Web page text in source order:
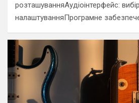
розташуванняАудіоінтерфейс:
налаштуванняПрограмне